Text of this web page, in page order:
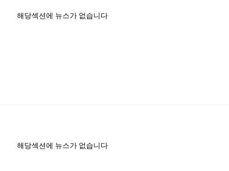
해당섹션에 뉴스가 없습니다
해당섹션에 뉴스가 없습니다